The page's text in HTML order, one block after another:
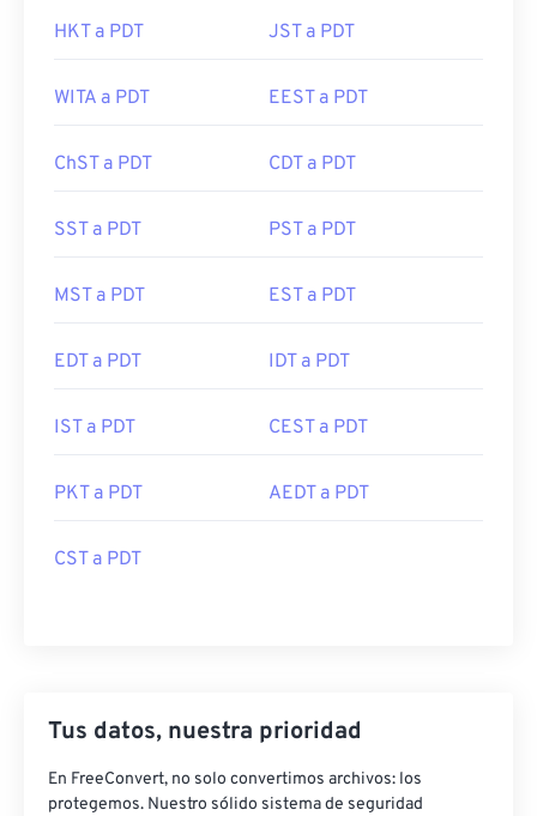
HKT a PDT JST a PDT
WITA a PDT EEST a PDT
ChST a PDT CDT a PDT
SST a PDT PST a PDT
MST a PDT EST a PDT
EDT a PDT IDT a PDT
IST a PDT CEST a PDT
PKT a PDT AEDT a PDT
CST a PDT
Tus datos, nuestra prioridad
En FreeConvert, no solo convertimos archivos: los
protegemos. Nuestro sólido sistema de seguridad